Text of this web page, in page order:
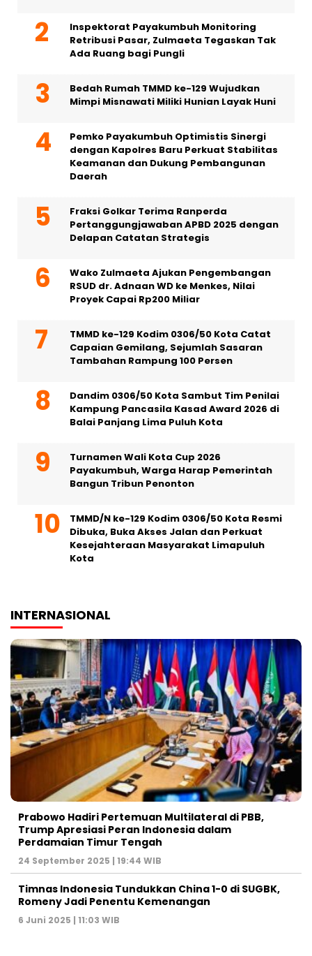
Inspektorat Payakumbuh Monitoring
Retribusi Pasar, Zulmaeta Tegaskan Tak
Ada Ruang bagi Pungli
Bedah Rumah TMMD ke-129 Wujudkan
Mimpi Misnawati Miliki Hunian Layak Huni
Pemko Payakumbuh Optimistis Sinergi
dengan Kapolres Baru Perkuat Stabilitas
Keamanan dan Dukung Pembangunan
Daerah
Fraksi Golkar Terima Ranperda
Pertanggungjawaban APBD 2025 dengan
Delapan Catatan Strategis
Wako Zulmaeta Ajukan Pengembangan
RSUD dr. Adnaan WD ke Menkes, Nilai
Proyek Capai Rp200 Miliar
TMMD ke-129 Kodim 0306/50 Kota Catat
Capaian Gemilang, Sejumlah Sasaran
Tambahan Rampung 100 Persen
Dandim 0306/50 Kota Sambut Tim Penilai
Kampung Pancasila Kasad Award 2026 di
Balai Panjang Lima Puluh Kota
Turnamen Wali Kota Cup 2026
Payakumbuh, Warga Harap Pemerintah
Bangun Tribun Penonton
TMMD/N ke-129 Kodim 0306/50 Kota Resmi
Dibuka, Buka Akses Jalan dan Perkuat
Kesejahteraan Masyarakat Limapuluh
Kota
INTERNASIONAL
Prabowo Hadiri Pertemuan Multilateral di PBB,
Trump Apresiasi Peran Indonesia dalam
Perdamaian Timur Tengah
24 September 2025 | 19:44 WIB
Timnas Indonesia Tundukkan China 1-0 di SUGBK,
Romeny Jadi Penentu Kemenangan
6 Juni 2025 | 11:03 WIB